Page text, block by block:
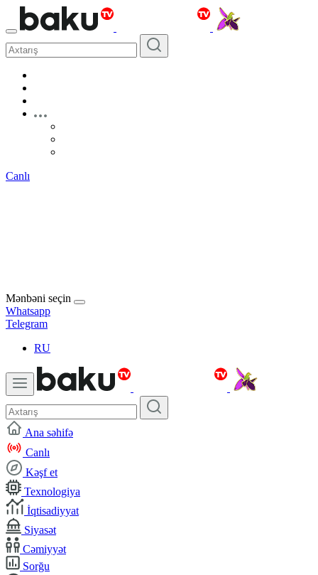
Canlı
Mənbəni seçin
Whatsapp
Telegram
RU
Ana səhifə
Canlı
Kəşf et
Texnologiya
İqtisadiyyat
Siyasət
Cəmiyyət
Sorğu